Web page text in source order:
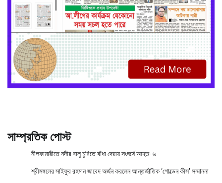
সাম্প্রতিক পোস্ট
নীলফামারীতে নদীর বালু চুরিতে বাঁধা দেয়ায় সংঘর্ষে আহত- ৬
শ্রীমঙ্গলের সাইফুর রহমান জাবেদ অর্জন করলেন আন্তর্জাতিক ‘গোল্ডেন কীস’ সম্মাননা